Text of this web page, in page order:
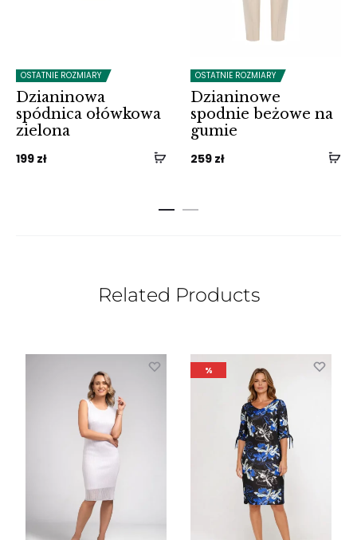
OSTATNIE ROZMIARY
Dzianinowa
spódnica ołówkowa
zielona
199 zł
OSTATNIE ROZMIARY
Dzianinowe
spodnie beżowe na
gumie
259 zł
Related Products
%